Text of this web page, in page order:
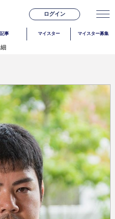
ログイン
記事 マイスター マイスター募集